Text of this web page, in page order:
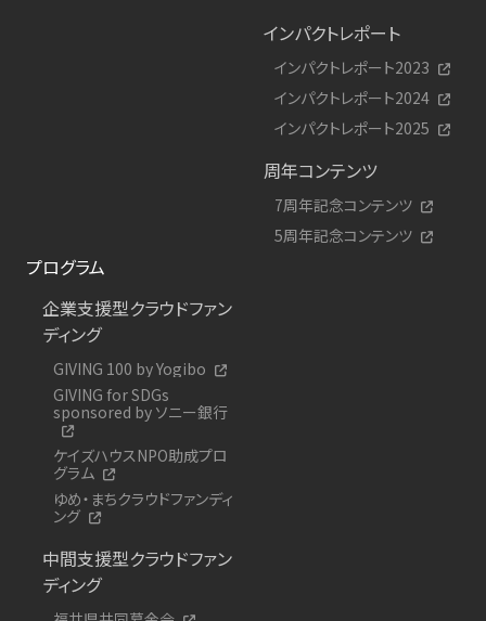
インパクトレポート
インパクトレポート2023
インパクトレポート2024
インパクトレポート2025
周年コンテンツ
7周年記念コンテンツ
5周年記念コンテンツ
プログラム
企業支援型クラウドファン
ディング
GIVING 100 by Yogibo
GIVING for SDGs
sponsored by ソニー銀行
ケイズハウスNPO助成プロ
グラム
ゆめ・まちクラウドファンディ
ング
中間支援型クラウドファン
ディング